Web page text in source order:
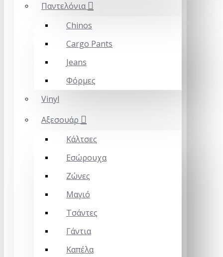
Παντελόνια
Chinos
Cargo Pants
Jeans
Φόρμες
Vinyl
Αξεσουάρ
Κάλτσες
Εσώρουχα
Ζώνες
Μαγιό
Τσάντες
Γάντια
Καπέλα